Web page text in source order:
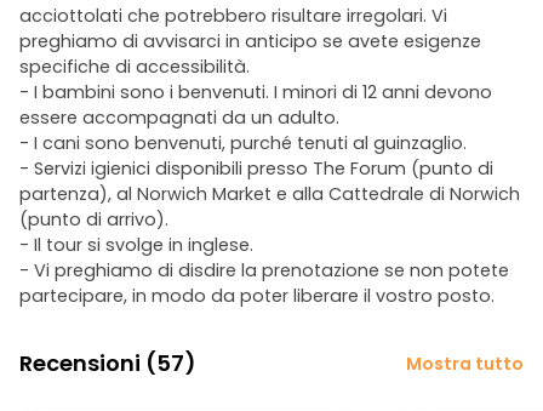
acciottolati che potrebbero risultare irregolari. Vi
preghiamo di avvisarci in anticipo se avete esigenze
specifiche di accessibilità.
- I bambini sono i benvenuti. I minori di 12 anni devono
essere accompagnati da un adulto.
- I cani sono benvenuti, purché tenuti al guinzaglio.
- Servizi igienici disponibili presso The Forum (punto di
partenza), al Norwich Market e alla Cattedrale di Norwich
(punto di arrivo).
- Il tour si svolge in inglese.
- Vi preghiamo di disdire la prenotazione se non potete
partecipare, in modo da poter liberare il vostro posto.
Recensioni (57) Mostra tutto